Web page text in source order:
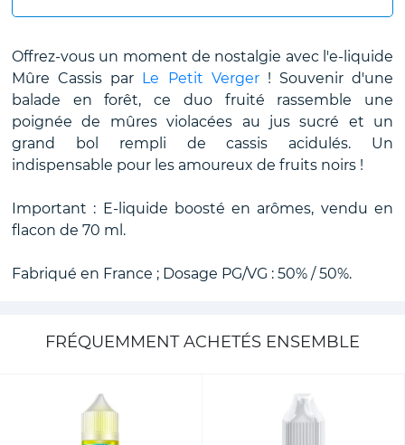
Offrez-vous un moment de nostalgie avec l'e-liquide
Mûre Cassis par Le Petit Verger! Souvenir d'une
balade en forêt, ce duo fruité rassemble une
poignée de mûres violacées au jus sucré et un
grand bol rempli de cassis acidulés. Un
indispensable pour les amoureux de fruits noirs !
Important : E-liquide boosté en arômes, vendu en
flacon de 70 ml.
Fabriqué en France ; Dosage PG/VG : 50% / 50%.
FRÉQUEMMENT ACHETÉS ENSEMBLE